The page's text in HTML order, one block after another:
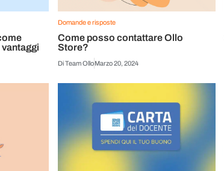
Domande e risposte
Come posso contattare Ollo
Store?
DiTeam OlloMarzo 20, 2024